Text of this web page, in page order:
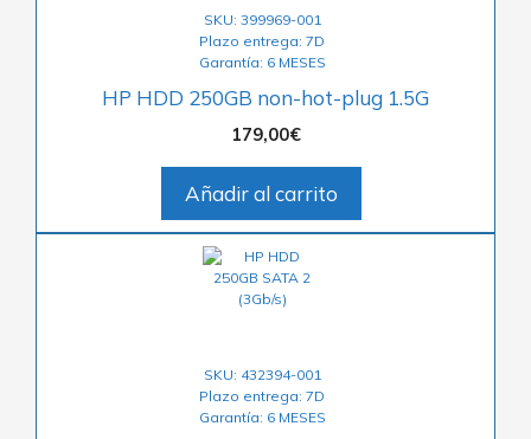
SKU: 399969-001
Plazo entrega: 7D
Garantía: 6 MESES
HP HDD 250GB non-hot-plug 1.5G
179,00€
Añadir al carrito
SKU: 432394-001
Plazo entrega: 7D
Garantía: 6 MESES